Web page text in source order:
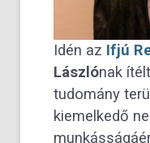
Idén az Ifjú
Lászlónak
tudomány
kiemelkedő